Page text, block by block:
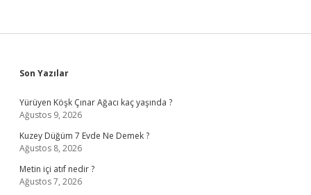
Sidebar
Son Yazılar
Yürüyen Köşk Çınar Ağacı kaç yaşında ?
Ağustos 9, 2026
Kuzey Düğüm 7 Evde Ne Demek ?
Ağustos 8, 2026
Metin içi atıf nedir ?
Ağustos 7, 2026